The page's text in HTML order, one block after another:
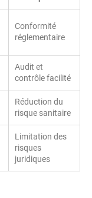
Conformité
réglementaire
Audit et
contrôle facilité
Réduction du
risque sanitaire
Limitation des
risques
juridiques